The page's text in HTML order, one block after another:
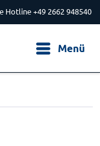
Hotline +49 2662 948540
Menü